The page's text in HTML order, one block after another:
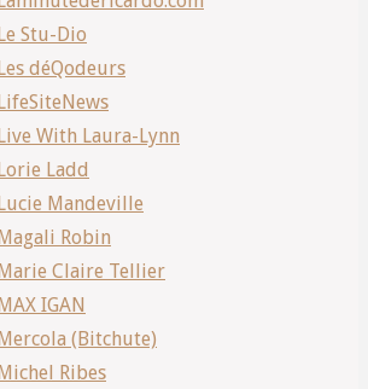
Le Stu-Dio
Les déQodeurs
LifeSiteNews
Live With Laura-Lynn
Lorie Ladd
Lucie Mandeville
Magali Robin
Marie Claire Tellier
MAX IGAN
Mercola (Bitchute)
Michel Ribes